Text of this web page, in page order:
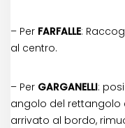
– Per FARFALLE:
al centro.
– Per GARGANELLI:
angolo del rettangolo
arrivato al bordo,